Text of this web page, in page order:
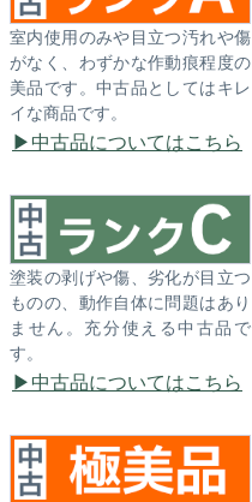
室内使用のみや目立つ汚れや傷
がなく、わずかな作動痕程度の
美品です。中古品としてはキレ
イな商品です。
中古品についてはこちら
塗装の剥げや傷、劣化が目立つ
ものの、動作自体に問題はあり
ません。充分使える中古品で
す。
中古品についてはこちら